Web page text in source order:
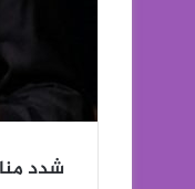
شدد